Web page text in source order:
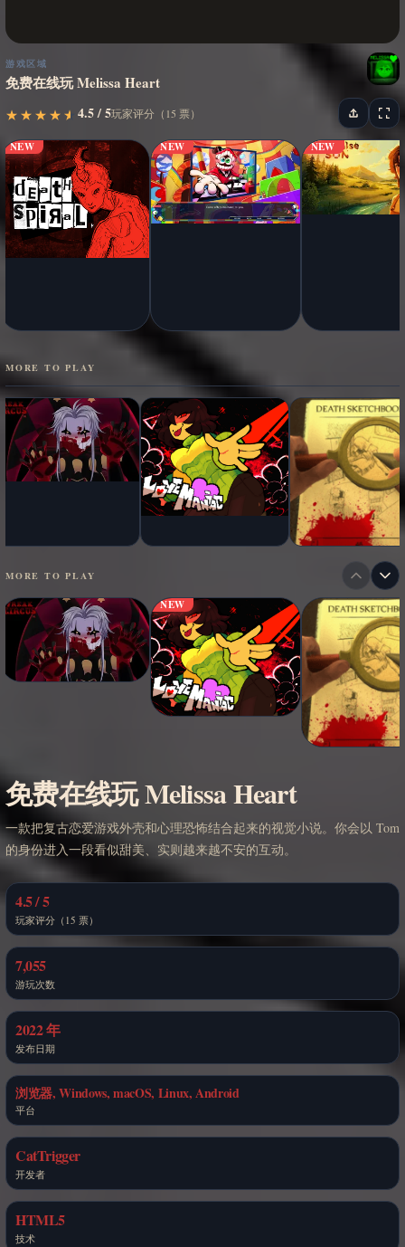
游戏区域
免费在线玩 Melissa Heart
★
★ ★
★ ★
★ ★
★ ★
★ 4.5 / 5玩家评分（15 票）
NEW NEW NEW
MORE TO PLAY
MORE TO PLAY
NEW
免费在线玩 Melissa Heart
一款把复古恋爱游戏外壳和心理恐怖结合起来的视觉小说。你会以 Tom
的身份进入一段看似甜美、实则越来越不安的互动。
4.5 / 5
玩家评分（15 票）
7,055
游玩次数
2022 年
发布日期
浏览器, Windows, macOS, Linux, Android
平台
CatTrigger
开发者
HTML5
技术